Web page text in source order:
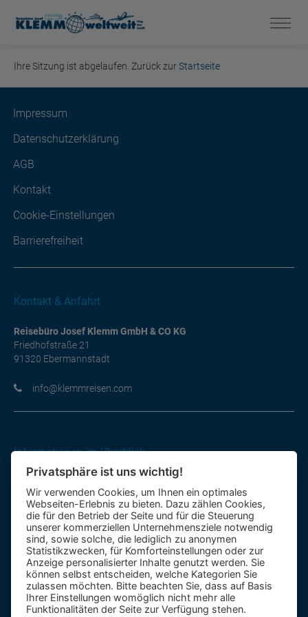
Ihre Sitzung ist abgelaufen. Zurück zurStartseite
Impressum
Datenschutzerklärung
AGB
Kontakt
Cookie-Einstellungen
Barrierefreiheit
Kontakt & Anfahrt
Reisebüro Josef Klemm GmbH & CO KG
Friedhofstraße 21
91320 Ebermannstadt
moc.nesiermmelk@ofni
Informationen im Überblick
Gutscheine
Kontakt-Formular
Anfahrt
Mietbus
Reisebewertung
Reiseinformationen A – Z
Privatsphäre ist uns wichtig!
Wir verwenden Cookies, um Ihnen ein optimales
Webseiten-Erlebnis zu bieten. Dazu zählen Cookies,
die für den Betrieb der Seite und für die Steuerung
unserer kommerziellen Unternehmensziele notwendig
sind, sowie solche, die lediglich zu anonymen
Statistikzwecken, für Komforteinstellungen oder zur
Anzeige personalisierter Inhalte genutzt werden. Sie
können selbst entscheiden, welche Kategorien Sie
zulassen möchten. Bitte beachten Sie, dass auf Basis
Ihrer Einstellungen womöglich nicht mehr alle
Funktionalitäten der Seite zur Verfügung stehen.